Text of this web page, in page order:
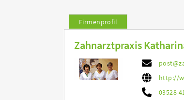
Firmenprofil
Zahnarztpraxis
http://
03528